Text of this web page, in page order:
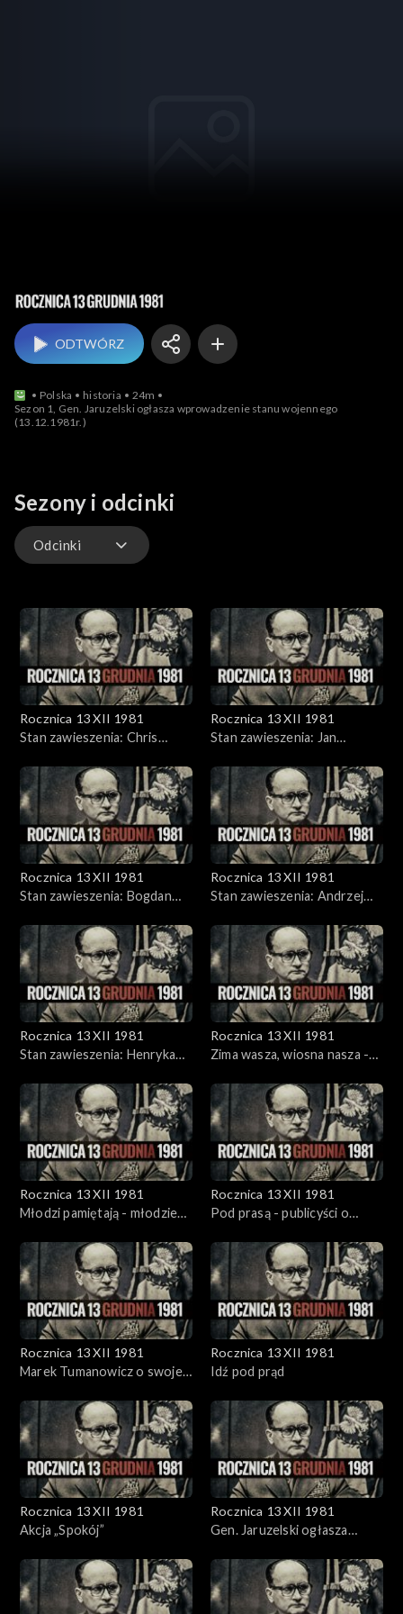
ODTWÓRZ
Polska historia
24m
Sezon 1, Gen. Jaruzelski ogłasza wprowadzenie stanu wojennego
(13.12.1981r.)
Sezony i odcinki
Odcinki
Rocznica 13 XII 1981
Stan zawieszenia: Chris
Rocznica 13 XII 1981
Stan zawieszenia: Jan
Szczepkowska
Rocznica 13 XII 1981
Stan zawieszenia: Bogdan
Rocznica 13 XII 1981
Stan zawieszenia: Andrzej
Szczepkowska
Rocznica 13 XII 1981
Stan zawieszenia: Henryka
Rocznica 13 XII 1981
Zima wasza, wiosna nasza -
Rocznica 13 XII 1981
Młodzi pamiętają - młodzież
wojennego
Rocznica 13 XII 1981
Pod prasą - publicyści o
Rocznica 13 XII 1981
Marek Tumanowicz o swojej
stanu wojennego
Rocznica 13 XII 1981
Idź pod prąd
Rocznica 13 XII 1981
Akcja „Spokój”
Rocznica 13 XII 1981
Gen. Jaruzelski ogłasza
wojennego (13.12.1981r.)